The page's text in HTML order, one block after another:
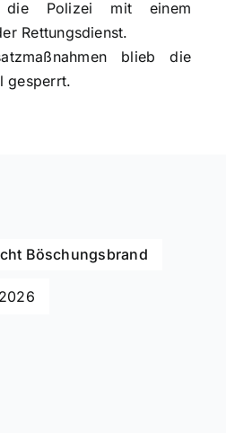
die Polizei mit einem
Rettungsdienst.
blieb die
gesperrt.
Böschungsbrand